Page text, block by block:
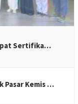
Sertifika…
Pasar Kemis …